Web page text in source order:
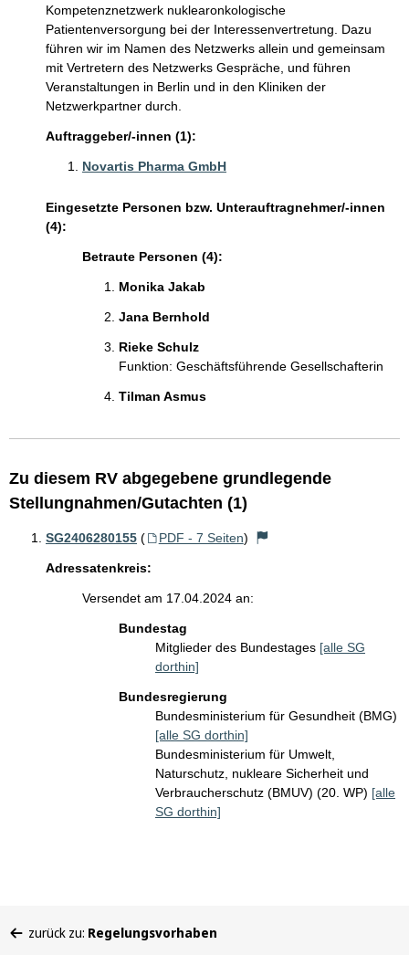
Kompetenznetzwerk nuklearonkologische
Patientenversorgung bei der Interessenvertretung. Dazu
führen wir im Namen des Netzwerks allein und gemeinsam
mit Vertretern des Netzwerks Gespräche, und führen
Veranstaltungen in Berlin und in den Kliniken der
Netzwerkpartner durch.
Auftraggeber/-innen (1):
Novartis Pharma GmbH
Eingesetzte Personen bzw. Unterauftragnehmer/-innen
(4):
Betraute Personen (4):
Monika Jakab
Jana Bernhold
Rieke Schulz
Funktion: Geschäftsführende Gesellschafterin
Tilman Asmus
Zu diesem RV abgegebene grundlegende
Stellungnahmen/Gutachten (1)
SG2406280155 ( PDF - 7 Seiten)
Adressatenkreis:
Versendet am 17.04.2024 an:
Bundestag
Mitglieder des Bundestages [alle SG
dorthin]
Bundesregierung
Bundesministerium für Gesundheit (BMG)
[alle SG dorthin]
Bundesministerium für Umwelt,
Naturschutz, nukleare Sicherheit und
Verbraucherschutz (BMUV) (20. WP) [alle
SG dorthin]
befinden
zurück zu: Regelungsvorhaben